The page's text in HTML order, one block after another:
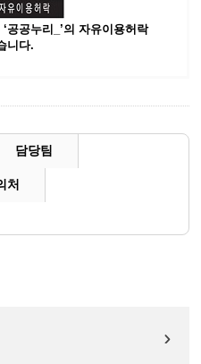
공공누리_’의 자유이용허락
니다.
담당팀
처